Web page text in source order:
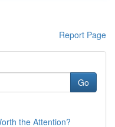
Report Page
Go
the Attention?